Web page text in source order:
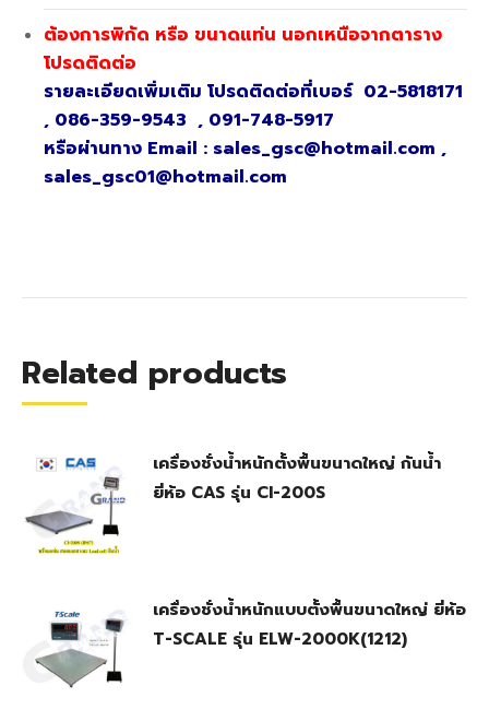
ต้องการพิกัด หรือ ขนาดแท่น นอกเหนือจากตาราง
โปรดติดต่อ
รายละเอียดเพิ่มเติม โปรดติดต่อที่เบอร์ 02-5818171
, 086-359-9543 , 091-748-5917
หรือผ่านทาง Email : sales_gsc@hotmail.com ,
sales_gsc01@hotmail.com
Related products
เครื่องชั่งน้ำหนักตั้งพื้นขนาดใหญ่ กันน้ำ
ยี่ห้อ CAS รุ่น CI-200S
เครื่องชั่งน้ำหนักแบบตั้งพื้นขนาดใหญ่ ยี่ห้อ
T-SCALE รุ่น ELW-2000K(1212)